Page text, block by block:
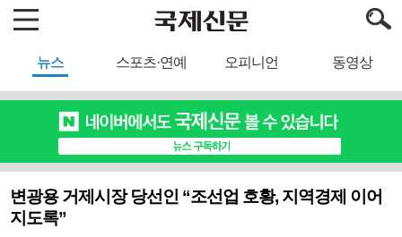
뉴스 스포츠·연예 오피니언 동영상
변광용 거제시장 당선인 “조선업 호황, 지역경제 이어
지도록”